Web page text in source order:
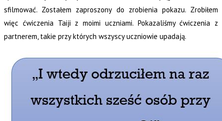
sfilmować. Zostałem zaproszony do zrobienia pokazu. Zrobiłem
więc ćwiczenia Taiji z moimi uczniami. Pokazaliśmy ćwiczenia z
partnerem, takie przy których wszyscy uczniowie upadają.